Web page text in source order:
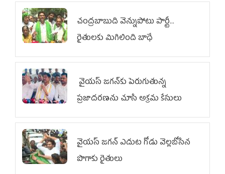
చంద్రబాబుది వెన్నుపోటు పార్టీ...
రైతులకు మిగిలింది బాధే
వైయ‌స్ జగన్‌కు పెరుగుతున్న
ప్రజాదరణను చూసి అక్రమ కేసులు
వైయ‌స్‌ జగన్ ఎదుట గోడు వెల్లబోసిన
పొగాకు రైతులు